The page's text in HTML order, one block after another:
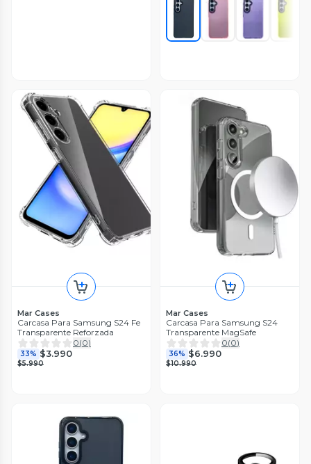
Mar Cases
Carcasa Para Samsung S24 Fe
Transparente Reforzada
0(0)
33% $3.990
$5.990
Mar Cases
Carcasa Para Samsung S24
Transparente MagSafe
0(0)
36% $6.990
$10.990